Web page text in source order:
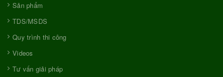
Sản phẩm
TDS/MSDS
Quy trình thi công
Videos
Tư vấn giải pháp